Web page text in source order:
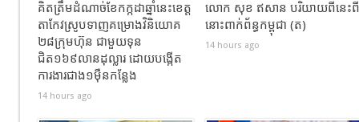
គិតត្រឹមដំណាច់ខែកក្កដាឆ្នាំនេះខេត្ត
តាកែវស្រូបទាញគម្រោងវិនិយោគ
២៨ក្រុមហ៊ុន ជាមួយទុន
ជិត១៦៩លានដុល្លារ ដោយបង្កើត
ការងារជាង១ម៉ឺនកន្លែង
14 hours ago
លោក សុខ ឥសាន បរិយាយពីនេះពី
នោះពាក់ព័ន្ធកម្ពុជា (ត)
14 hours ago